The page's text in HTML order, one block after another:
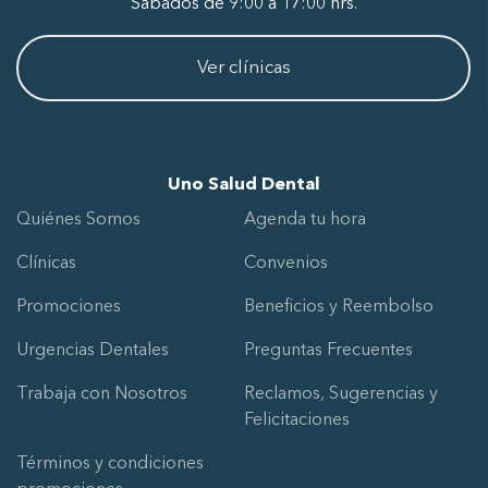
Sábados de 9:00 a 17:00 hrs.
Ver clínicas
Uno Salud Dental
Quiénes Somos
Agenda tu hora
Clínicas Convenios
Promociones Beneficios y Reembolso
Urgencias Dentales Preguntas Frecuentes
Trabaja con Nosotros
Reclamos, Sugerencias y
Felicitaciones
Términos y condiciones